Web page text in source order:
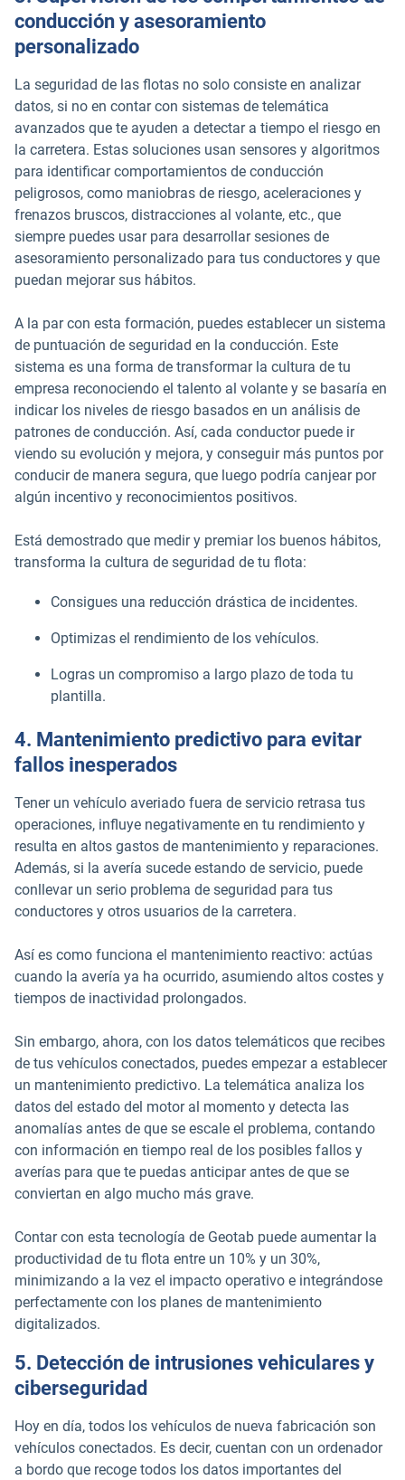
conducción y asesoramiento
personalizado
La seguridad de las flotas no solo consiste en analizar
datos, si no en contar con sistemas de telemática
avanzados que te ayuden a detectar a tiempo el riesgo en
la carretera. Estas soluciones usan sensores y algoritmos
para identificar comportamientos de conducción
peligrosos, como maniobras de riesgo, aceleraciones y
frenazos bruscos, distracciones al volante, etc., que
siempre puedes usar para desarrollar sesiones de
asesoramiento personalizado para tus conductores y que
puedan mejorar sus hábitos.
A la par con esta formación, puedes establecer un sistema
de puntuación de seguridad en la conducción. Este
sistema es una forma de transformar la cultura de tu
empresa reconociendo el talento al volante y se basaría en
indicar los niveles de riesgo basados en un análisis de
patrones de conducción. Así, cada conductor puede ir
viendo su evolución y mejora, y conseguir más puntos por
conducir de manera segura, que luego podría canjear por
algún incentivo y reconocimientos positivos.
Está demostrado que medir y premiar los buenos hábitos,
transforma la cultura de seguridad de tu flota:
Consigues una reducción drástica de incidentes.
Optimizas el rendimiento de los vehículos.
Logras un compromiso a largo plazo de toda tu
plantilla.
4. Mantenimiento predictivo para evitar
fallos inesperados
Tener un vehículo averiado fuera de servicio retrasa tus
operaciones, influye negativamente en tu rendimiento y
resulta en altos gastos de mantenimiento y reparaciones.
Además, si la avería sucede estando de servicio, puede
conllevar un serio problema de seguridad para tus
conductores y otros usuarios de la carretera.
Así es como funciona el mantenimiento reactivo: actúas
cuando la avería ya ha ocurrido, asumiendo altos costes y
tiempos de inactividad prolongados.
Sin embargo, ahora, con los datos telemáticos que recibes
de tus vehículos conectados, puedes empezar a establecer
un mantenimiento predictivo. La telemática analiza los
datos del estado del motor al momento y detecta las
anomalías antes de que se escale el problema, contando
con información en tiempo real de los posibles fallos y
averías para que te puedas anticipar antes de que se
conviertan en algo mucho más grave.
Contar con esta tecnología de Geotab puede aumentar la
productividad de tu flota entre un 10% y un 30%,
minimizando a la vez el impacto operativo e integrándose
perfectamente con los planes de mantenimiento
digitalizados.
5. Detección de intrusiones vehiculares y
ciberseguridad
Hoy en día, todos los vehículos de nueva fabricación son
vehículos conectados. Es decir, cuentan con un ordenador
a bordo que recoge todos los datos importantes del